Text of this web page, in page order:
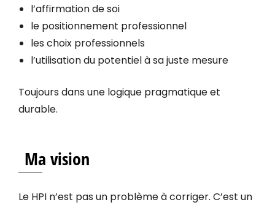
l’affirmation de soi
le positionnement professionnel
les choix professionnels
l’utilisation du potentiel à sa juste mesure
Toujours dans une logique pragmatique et
durable.
Ma vision
Le HPI n’est pas un problème à corriger. C’est un